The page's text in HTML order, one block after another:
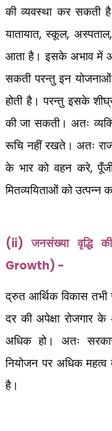
की व्यवस्था कर सकती
यातायात,स्कूल, अस्पताल
आता है। इसके अभाव में
सकती परन्तु इन
होती है। परन्तु इसके
की जा सकती। अतः
रूचि नहीं रखते। अतः
के भार को वहन करे,
मितव्ययिताओं को उत्पन्न
(ii)जनसंख्या वृद्धि
Growth) -
द्रुत आर्थिक विकास
दर की अपेक्षा रोजगार
अधिक हो। अतः सरकार
नियोजन पर अधिक महत्व
है।